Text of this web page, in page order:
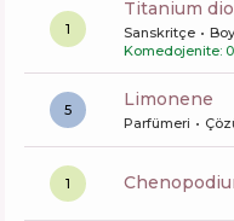
1
titanium
Sanskritçe
Komedojenite: 0
5 limonene
Parfümeri
1